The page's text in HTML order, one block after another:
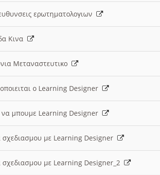
ερωτηματολογιων
Κινα
Μεταναστευτικο
ο Learning Designer
να μπουμε Learning Designer
σχεδιασμου με Learning Designer
σχεδιασμου με Learning Designer_2